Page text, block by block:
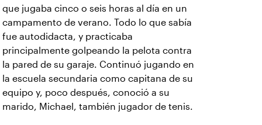
que jugaba cinco o seis horas al día en un
campamento de verano. Todo lo que sabía
fue autodidacta, y practicaba
principalmente golpeando la pelota contra
la pared de su garaje. Continuó jugando en
la escuela secundaria como capitana de su
equipo y, poco después, conoció a su
marido, Michael, también jugador de tenis.